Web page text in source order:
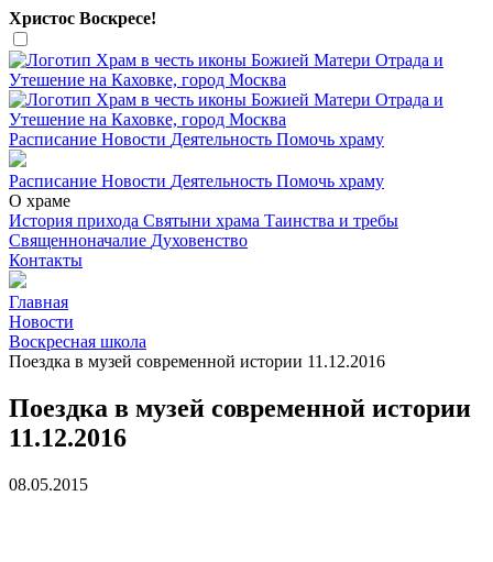
Христос Воскресе!
Расписание Новости Деятельность Помочь храму
Расписание Новости Деятельность Помочь храму
О храме
История прихода Святыни храма Таинства и требы
Священноначалие Духовенство
Контакты
Главная
Новости
Воскресная школа
Поездка в музей современной истории 11.12.2016
Поездка в музей современной истории
11.12.2016
08.05.2015